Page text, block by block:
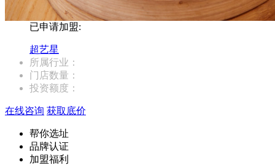
已申请加盟:
超艺星
所属行业：
门店数量：
投资额度：
在线咨询 获取底价
帮你选址
品牌认证
加盟福利